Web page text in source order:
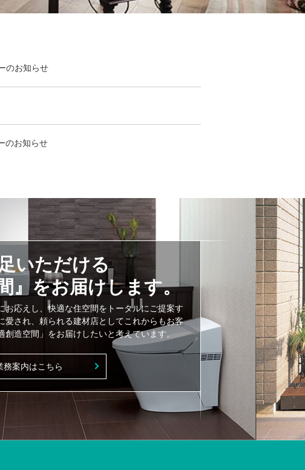
のお知らせ
のお知らせ
いただける
』をお届けします。
お応えし、快適な住空間をトータルにご提案す
愛され、頼られる建材店としてこれからもお客
造空間」をお届けしたいと考えています。
務案内はこちら